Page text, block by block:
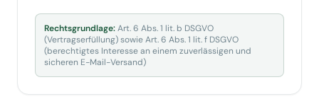
Rechtsgrundlage:Art. 6 Abs. 1 lit. b DSGVO
(Vertragserfüllung) sowie Art. 6 Abs. 1 lit. f DSGVO
(berechtigtes Interesse an einem zuverlässigen und
sicheren E-Mail-Versand)